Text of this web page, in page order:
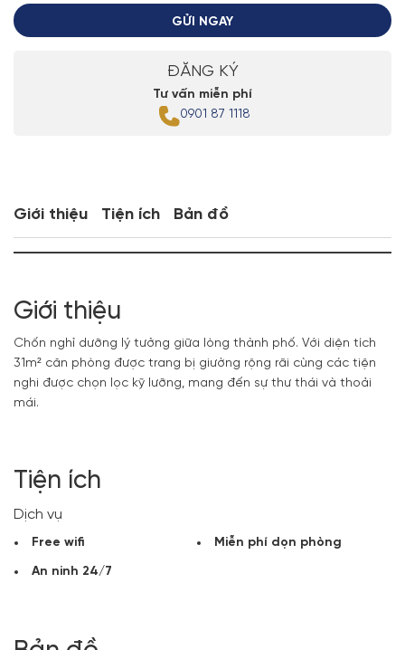
GỬI NGAY
ĐĂNG KÝ
Tư vấn miễn phí
0901 87 1118
Giới thiệu Tiện ích Bản đồ
Giới thiệu
Chốn nghỉ dưỡng lý tưởng giữa lòng thành phố. Với diện tích
31m² căn phòng được trang bị giường rộng rãi cùng các tiện
nghi được chọn lọc kỹ lưỡng, mang đến sự thư thái và thoải
mái.
Tiện ích
Dịch vụ
Free wifi Miễn phí dọn phòng
An ninh 24/7